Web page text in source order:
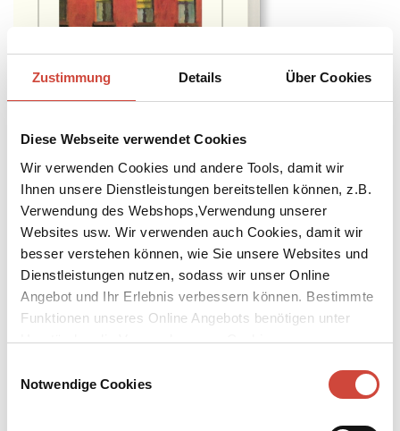
Zustimmung Details Über Cookies
Diese Webseite verwendet Cookies
Wir verwenden Cookies und andere Tools, damit wir
Ihnen unsere Dienstleistungen bereitstellen können, z.B.
Verwendung des Webshops,Verwendung unserer
Websites usw. Wir verwenden auch Cookies, damit wir
besser verstehen können, wie Sie unsere Websites und
Dienstleistungen nutzen, sodass wir unser Online
Angebot und Ihr Erlebnis verbessern können. Bestimmte
Funktionen unseres Online Angebots benötigen unter
Umständen die Verwendung von Cookies von
Notwendige Cookies
Download Bilddatei ↘
Die Ballade vom traurigen Café